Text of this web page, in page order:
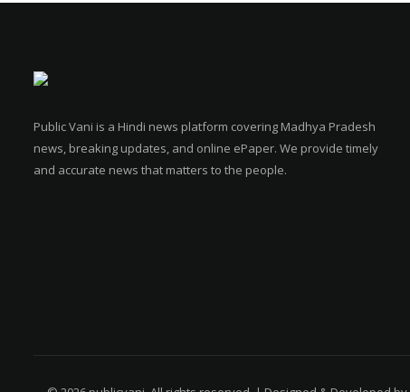
Public Vani is a Hindi news platform covering Madhya Pradesh
news, breaking updates, and online ePaper. We provide timely
and accurate news that matters to the people.